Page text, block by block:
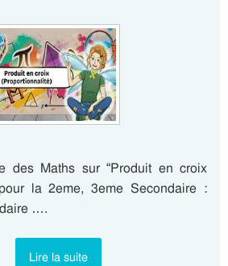
des Maths sur “Produit en croix
la 2eme, 3eme Secondaire :
….
Lire la suite